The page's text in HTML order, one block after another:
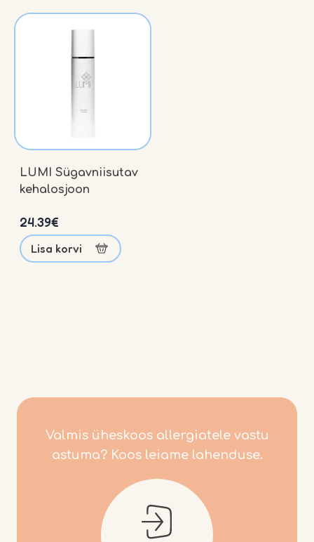
LUMI Sügavniisutav
kehalosjoon
Lisa korvi
24.39€
Valmis üheskoos allergiatele vastu
astuma? Koos leiame lahenduse.